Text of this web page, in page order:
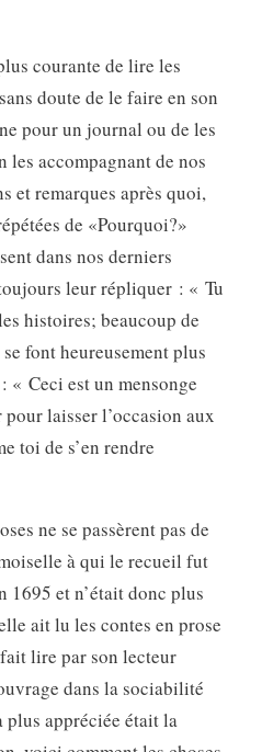
courante de lire les
doute de le faire en son
pour un journal ou de les
les accompagnant de nos
et remarques après quoi,
de «Pourquoi?»
dans nos derniers
leur répliquer : « Tu
histoires; beaucoup de
font heureusement plus
Ceci est un mensonge
laisser l’occasion aux
toi de s’en rendre
ne se passèrent pas de
à qui le recueil fut
1695 et n’était donc plus
ait lu les contes en prose
lire par son lecteur
dans la sociabilité
plus appréciée était la